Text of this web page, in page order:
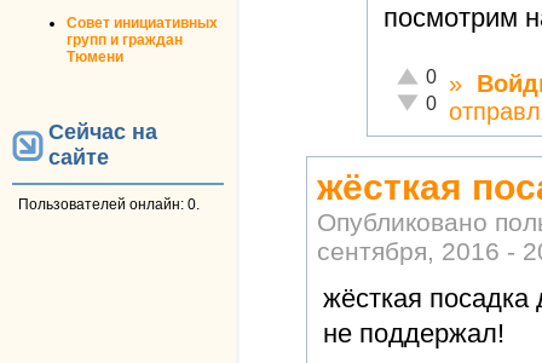
Совет инициативных
групп и граждан
Тюмени
Сейчас на
сайте
Пользователей онлайн: 0.
посмотрим
Отлично!
0
Неадекватно!
0
»
жёсткая
Опубликовано
сентября, 2016 -
жёсткая посадка
не поддержал!